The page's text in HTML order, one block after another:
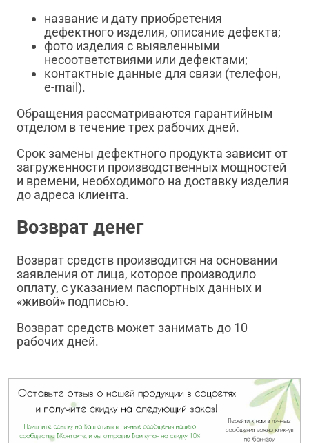
название и дату приобретения
дефектного изделия, описание дефекта;
фото изделия с выявленными
несоответствиями или дефектами;
контактные данные для связи (телефон,
e-mail).
Обращения рассматриваются гарантийным
отделом в течение трех рабочих дней.
Срок замены дефектного продукта зависит от
загруженности производственных мощностей
и времени, необходимого на доставку изделия
до адреса клиента.
Возврат денег
Возврат средств производится на основании
заявления от лица, которое производило
оплату, с указанием паспортных данных и
«живой» подписью.
Возврат средств может занимать до 10
рабочих дней.